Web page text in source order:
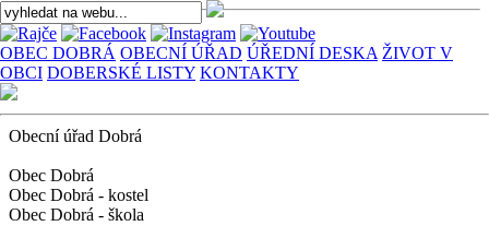
OBEC DOBRÁ OBECNÍ ÚŘAD ÚŘEDNÍ DESKA ŽIVOT V
OBCI DOBERSKÉ LISTY KONTAKTY
Obecní úřad Dobrá
Obec Dobrá
Obec Dobrá - kostel
Obec Dobrá - škola